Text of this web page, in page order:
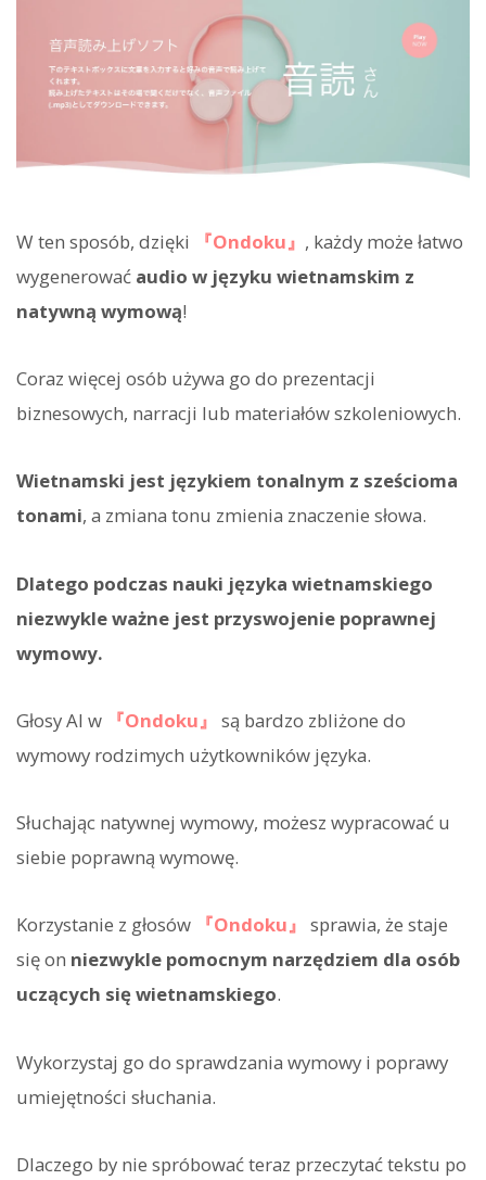
W ten sposób, dzięki 『Ondoku』 , każdy może łatwo
wygenerować audio w języku wietnamskim z
natywną wymową!
Coraz więcej osób używa go do prezentacji
biznesowych, narracji lub materiałów szkoleniowych.
Wietnamski jest językiem tonalnym z sześcioma
tonami, a zmiana tonu zmienia znaczenie słowa.
Dlatego podczas nauki języka wietnamskiego
niezwykle ważne jest przyswojenie poprawnej
wymowy.
Głosy AI w 『Ondoku』 są bardzo zbliżone do
wymowy rodzimych użytkowników języka.
Słuchając natywnej wymowy, możesz wypracować u
siebie poprawną wymowę.
Korzystanie z głosów 『Ondoku』 sprawia, że staje
się on niezwykle pomocnym narzędziem dla osób
uczących się wietnamskiego.
Wykorzystaj go do sprawdzania wymowy i poprawy
umiejętności słuchania.
Dlaczego by nie spróbować teraz przeczytać tekstu po